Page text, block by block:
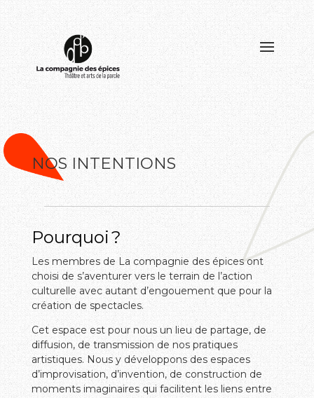
NOS INTENTIONS
Pourquoi ?
Les membres de La compagnie des épices ont
choisi de s’aventurer vers le terrain de l’action
culturelle avec autant d’engouement que pour la
création de spectacles.
Cet espace est pour nous un lieu de partage, de
diffusion, de transmission de nos pratiques
artistiques. Nous y développons des espaces
d’improvisation, d’invention, de construction de
moments imaginaires qui facilitent les liens entre